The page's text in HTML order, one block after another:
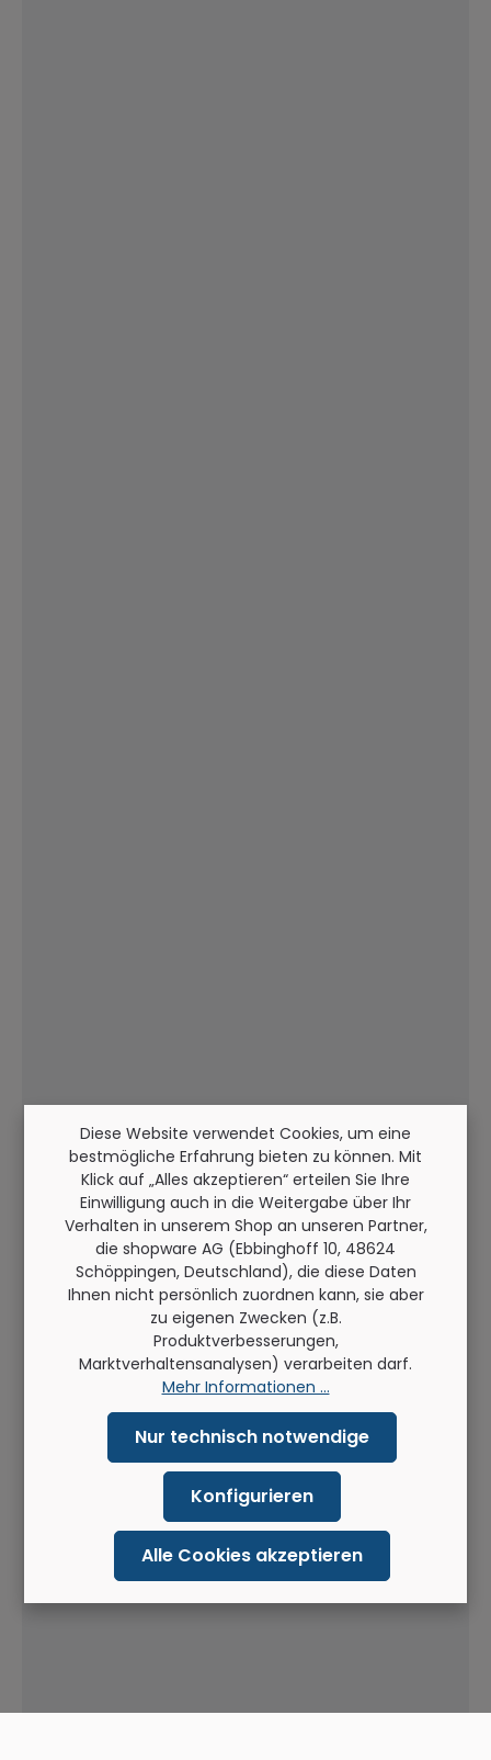
Diese Website verwendet Cookies, um eine
bestmögliche Erfahrung bieten zu können. Mit
Klick auf „Alles akzeptieren“ erteilen Sie Ihre
Einwilligung auch in die Weitergabe über Ihr
Verhalten in unserem Shop an unseren Partner,
die shopware AG (Ebbinghoff 10, 48624
Schöppingen, Deutschland), die diese Daten
Ihnen nicht persönlich zuordnen kann, sie aber
zu eigenen Zwecken (z.B.
Produktverbesserungen,
Marktverhaltensanalysen) verarbeiten darf.
Mehr Informationen ...
Nur technisch notwendige
Konfigurieren
Alle Cookies akzeptieren